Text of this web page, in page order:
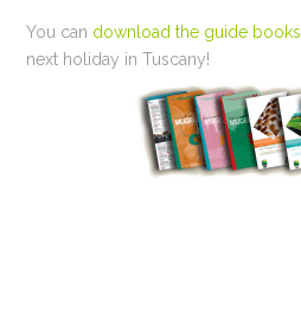
You can download the guide books
next holiday in Tuscany!